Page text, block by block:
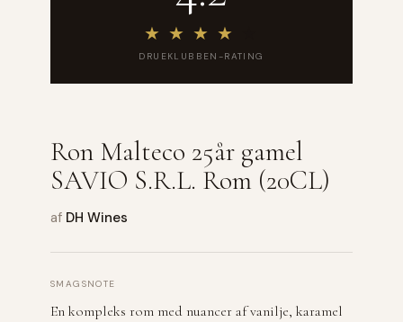
★ ★ ★ ★
DRUEKLUBBEN-RATING
Ron Malteco 25år gamel
SAVIO S.R.L. Rom (20CL)
af DH Wines
SMAGSNOTE
En kompleks rom med nuancer af vanilje, karamel